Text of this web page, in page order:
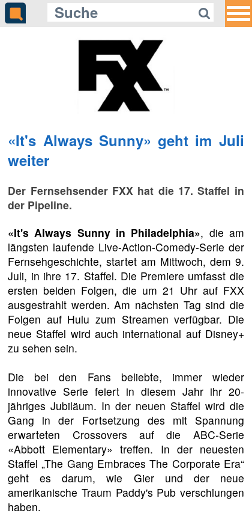
«It's Always Sunny» geht im Juli
weiter
Der Fernsehsender FXX hat die 17. Staffel in
der Pipeline.
«It's Always Sunny in Philadelphia», die am
längsten laufende Live-Action-Comedy-Serie der
Fernsehgeschichte, startet am Mittwoch, dem 9.
Juli, in ihre 17. Staffel. Die Premiere umfasst die
ersten beiden Folgen, die um 21 Uhr auf FXX
ausgestrahlt werden. Am nächsten Tag sind die
Folgen auf Hulu zum Streamen verfügbar. Die
neue Staffel wird auch international auf Disney+
zu sehen sein.
Die bei den Fans beliebte, immer wieder
innovative Serie feiert in diesem Jahr ihr 20-
jähriges Jubiläum. In der neuen Staffel wird die
Gang in der Fortsetzung des mit Spannung
erwarteten Crossovers auf die ABC-Serie
«Abbott Elementary» treffen. In der neuesten
Staffel „The Gang Embraces The Corporate Era“
geht es darum, wie Gier und der neue
amerikanische Traum Paddy's Pub verschlungen
haben.